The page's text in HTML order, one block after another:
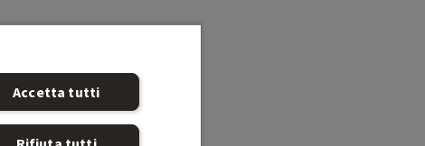
Accetta tutti